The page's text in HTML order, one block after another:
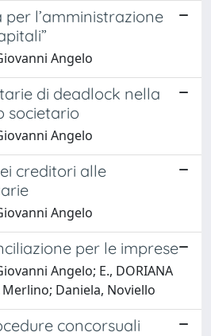
l’amministrazione
Angelo
di deadlock nella
societario
Angelo
creditori alle
Angelo
per le imprese
Angelo; E., DORIANA
Merlino; Daniela, Noviello
concorsuali